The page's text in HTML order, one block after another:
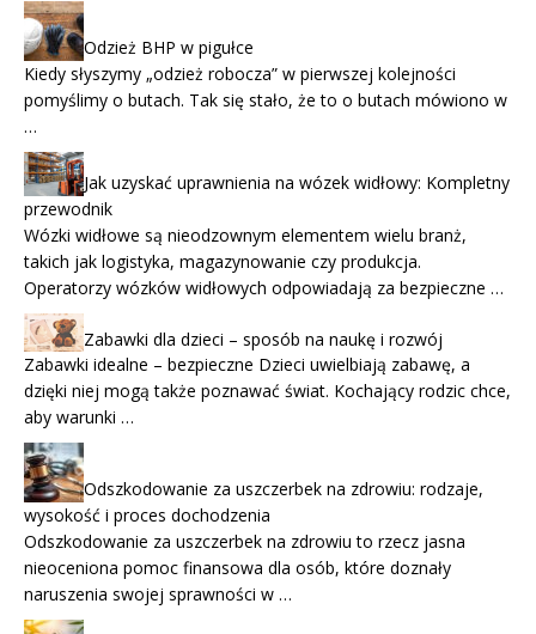
Odzież BHP w pigułce
Kiedy słyszymy „odzież robocza” w pierwszej kolejności
pomyślimy o butach. Tak się stało, że to o butach mówiono w
…
Jak uzyskać uprawnienia na wózek widłowy: Kompletny
przewodnik
Wózki widłowe są nieodzownym elementem wielu branż,
takich jak logistyka, magazynowanie czy produkcja.
Operatorzy wózków widłowych odpowiadają za bezpieczne …
Zabawki dla dzieci – sposób na naukę i rozwój
Zabawki idealne – bezpieczne Dzieci uwielbiają zabawę, a
dzięki niej mogą także poznawać świat. Kochający rodzic chce,
aby warunki …
Odszkodowanie za uszczerbek na zdrowiu: rodzaje,
wysokość i proces dochodzenia
Odszkodowanie za uszczerbek na zdrowiu to rzecz jasna
nieoceniona pomoc finansowa dla osób, które doznały
naruszenia swojej sprawności w …